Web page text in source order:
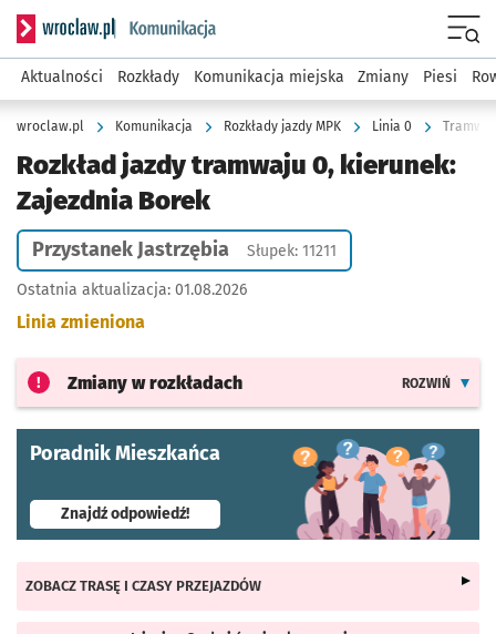
Serwis informacyjny wroclaw.pl podserwis: Komunikacja
Aktualności Rozkłady Komunikacja miejska Zmiany Piesi
wroclaw.pl Komunikacja Rozkłady jazdy MPK Linia 0
Rozkład jazdy tramwaju 0, kierunek:
Zajezdnia Borek
Przystanek Jastrzębia Słupek: 11211
Ostatnia aktualizacja: 01.08.2026
Linia zmieniona
Zmiany w rozkładach ROZWIŃ
Poradnik Mieszkańca
Znajdź odpowiedź!- otworzy się w nowej karcie
ZOBACZ TRASĘ I CZASY PRZEJAZDÓW